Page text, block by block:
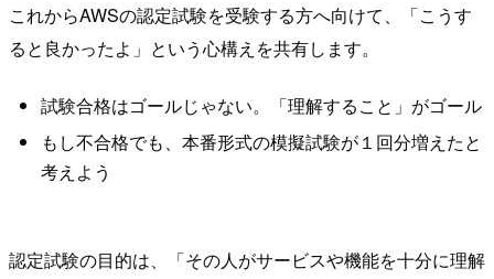
これからAWSの認定試験を受験する方へ向けて、「こうす
ると良かったよ」という心構えを共有します。
試験合格はゴールじゃない。「理解すること」がゴール
もし不合格でも、本番形式の模擬試験が１回分増えたと
考えよう
認定試験の目的は、「その人がサービスや機能を十分に理解